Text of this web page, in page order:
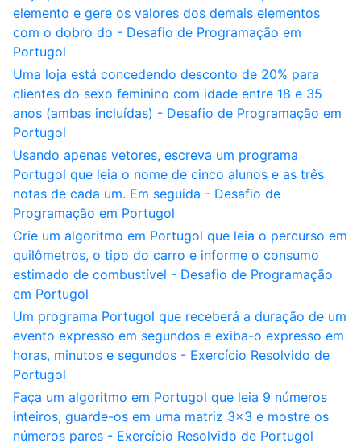
elemento e gere os valores dos demais elementos
com o dobro do - Desafio de Programação em
Portugol
Uma loja está concedendo desconto de 20% para
clientes do sexo feminino com idade entre 18 e 35
anos (ambas incluídas) - Desafio de Programação em
Portugol
Usando apenas vetores, escreva um programa
Portugol que leia o nome de cinco alunos e as três
notas de cada um. Em seguida - Desafio de
Programação em Portugol
Crie um algoritmo em Portugol que leia o percurso em
quilômetros, o tipo do carro e informe o consumo
estimado de combustível - Desafio de Programação
em Portugol
Um programa Portugol que receberá a duração de um
evento expresso em segundos e exiba-o expresso em
horas, minutos e segundos - Exercício Resolvido de
Portugol
Faça um algoritmo em Portugol que leia 9 números
inteiros, guarde-os em uma matriz 3x3 e mostre os
números pares - Exercício Resolvido de Portugol